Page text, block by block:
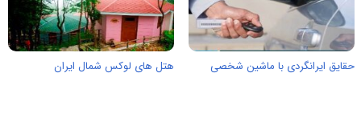
حقایق ایرانگردی با ماشین شخصی هتل های لوکس شمال ایران